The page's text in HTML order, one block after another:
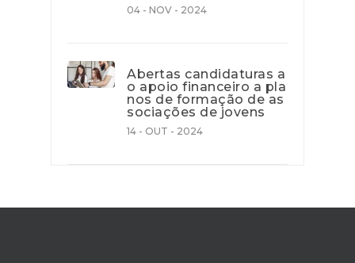
04 - NOV - 2024
Abertas candidaturas a
o apoio financeiro a pla
nos de formação de as
sociações de jovens
14 - OUT - 2024